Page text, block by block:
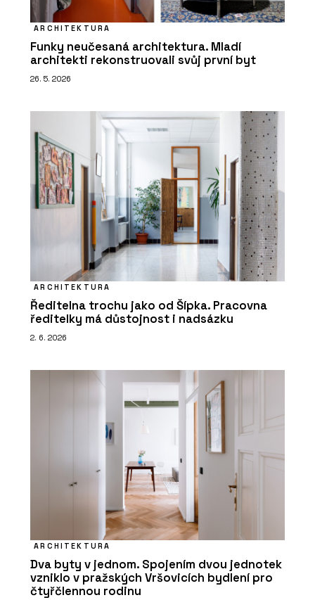
ARCHITEKTURA
Funky neučesaná architektura. Mladí
architekti rekonstruovali svůj první byt
26. 5. 2026
ARCHITEKTURA
Ředitelna trochu jako od Šípka. Pracovna
ředitelky má důstojnost i nadsázku
2. 6. 2026
ARCHITEKTURA
Dva byty v jednom. Spojením dvou jednotek
vzniklo v pražských Vršovicích bydlení pro
čtyřčlennou rodinu